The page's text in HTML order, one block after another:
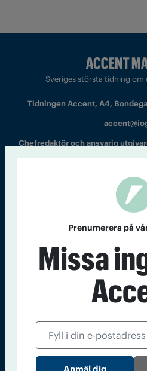
Sveriges största tidning
Tidningen Accent, A4,
Chefredaktör och ansvarig
Om Tidningen
Läs tidigare
Prenumerera på
Missa